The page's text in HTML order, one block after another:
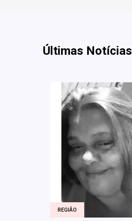
Últimas Notícias
REGIÃO